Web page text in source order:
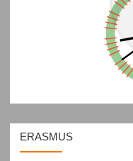
ERASMUS